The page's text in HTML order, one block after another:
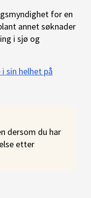
for en
annet søknader
i sjø og
sin helhet på
dersom du har
etter